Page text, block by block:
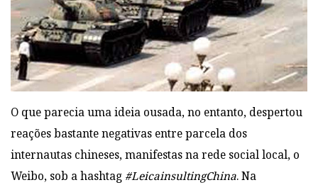
O que parecia uma ideia ousada, no entanto, despertou
reações bastante negativas entre parcela dos
internautas chineses, manifestas na rede social local, o
Weibo, sob a hashtag #LeicainsultingChina. Na